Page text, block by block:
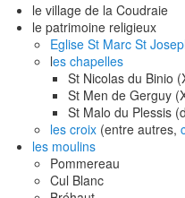
le village de la Coudraie
le patrimoine religieux
Eglise St Marc St
les chapelles
St Nicolas du Binio
St Men de Gerguy
St Malo du Plessis
les croix (entre autres,
les moulins
Pommereau
Cul Blanc